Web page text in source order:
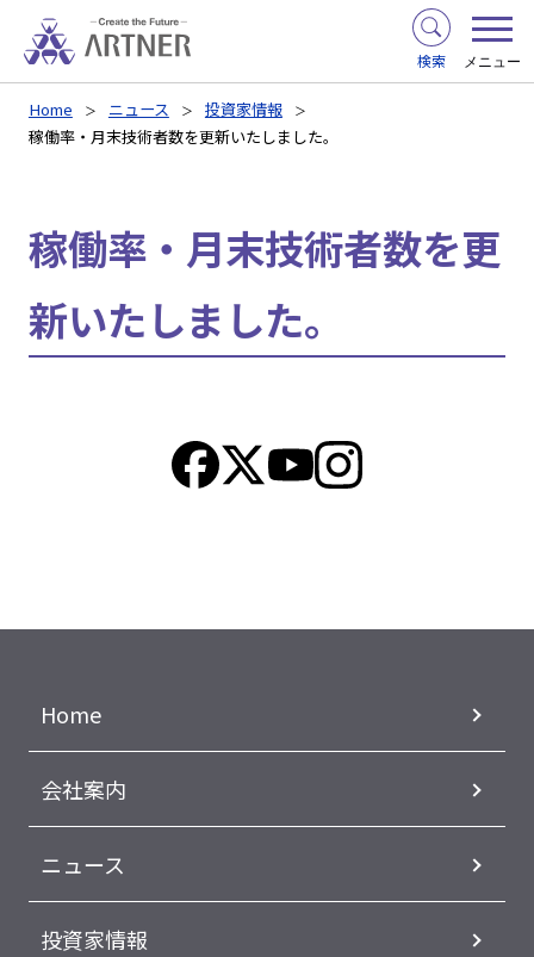
検索 メニュー
Home ニュース
投資家情報
稼働率・月末技術者数を更新いたしました。
稼働率・月末技術者数を更
新いたしました。
Home
会社案内
ニュース
投資家情報